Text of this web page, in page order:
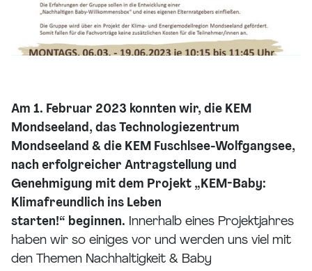
Am 1. Februar 2023 konnten wir, die KEM
Mondseeland, das Technologiezentrum
Mondseeland & die KEM Fuschlsee-Wolfgangsee,
nach erfolgreicher Antragstellung und
Genehmigung mit dem Projekt „KEM-Baby:
Klimafreundlich ins Leben
starten!“ beginnen. Innerhalb eines Projektjahres
haben wir so einiges vor und werden uns viel mit
den Themen Nachhaltigkeit & Baby